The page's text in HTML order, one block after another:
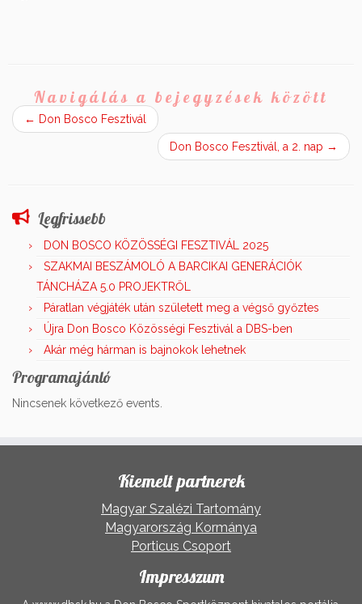
Navigálás a bejegyzések között
← Don Bosco Fesztivál
Don Bosco Fesztivál, a 2. nap →
Legfrissebb
DON BOSCO KÖZÖSSÉGI FESZTIVÁL 2025
SZAKMAI BESZÁMOLÓ A BARCIKAI GENERÁCIÓK
TÁNCHÁZA 5.0 PROJEKTRŐL
Páratlan végjáték után született meg a végső győztes
Újra Don Bosco Közösségi Fesztivál a DBS-ben
Akár még hárman is bajnokok lehetnek
Programajánló
Nincsenek következő events.
Kiemelt partnerek
Magyar Szalézi Tartomány
Magyarország Kormánya
Porticus Csoport
Impresszum